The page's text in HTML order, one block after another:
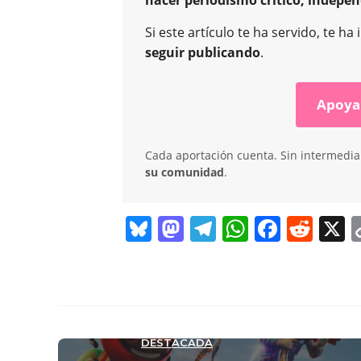
Si este artículo te ha servido, te
seguir publicando.
Cada aportación cuenta. Sin
su comunidad.
Bl
y
M
d
T
a
W
A
F
b
R
t
X
DESTACADA